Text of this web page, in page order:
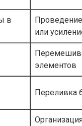
в
или
элементов
Переливка